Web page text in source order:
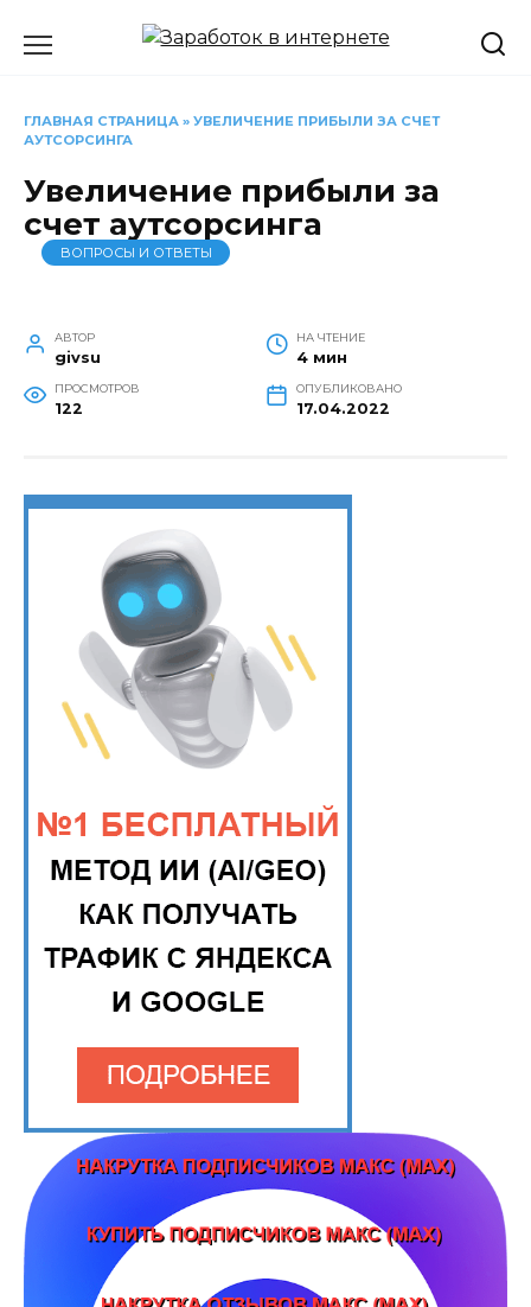
ГЛАВНАЯ СТРАНИЦА » УВЕЛИЧЕНИЕ ПРИБЫЛИ ЗА СЧЕТ
АУТСОРСИНГА
Увеличение прибыли за
счет аутсорсинга
ВОПРОСЫ И ОТВЕТЫ
АВТОР
givsu
НА ЧТЕНИЕ
4 мин
ПРОСМОТРОВ
122
ОПУБЛИКОВАНО
17.04.2022